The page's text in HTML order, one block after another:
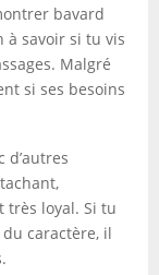
bavard
à savoir si tu vis
Malgré
si ses besoins
très loyal. Si tu
caractère, il